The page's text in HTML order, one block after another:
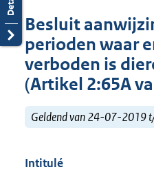
Besluit
perioden waar
verboden is
(Artikel 2:65A
Geldend van 24-07-2019
Intitulé